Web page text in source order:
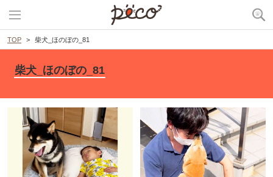
TOP 柴犬_ほのぼの_81
柴犬_ほのぼの_81
PECOアプリをダウンロード済みの方